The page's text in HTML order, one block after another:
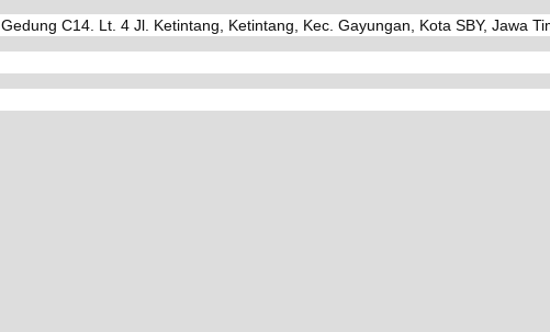
Gedung C14. Lt. 4 Jl. Ketintang, Ketintang, Kec. Gayungan, Kota SBY, Jawa